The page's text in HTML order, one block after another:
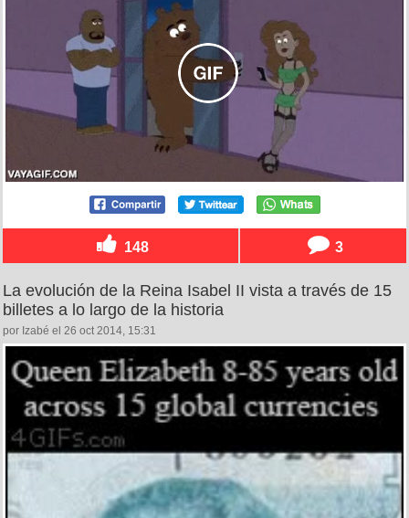
148 3
La evolución de la Reina Isabel II vista a través de 15
billetes a lo largo de la historia
por Izabé el 26 oct 2014, 15:31